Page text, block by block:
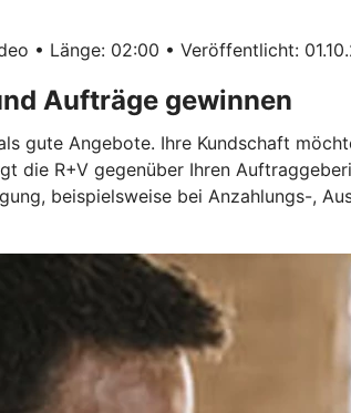
• Länge: 02:00 • Veröffentlicht:
Aufträge gewinnen
gute Angebote. Ihre Kundschaft
die R+V gegenüber Ihren
beispielsweise bei Anzahlungs-,